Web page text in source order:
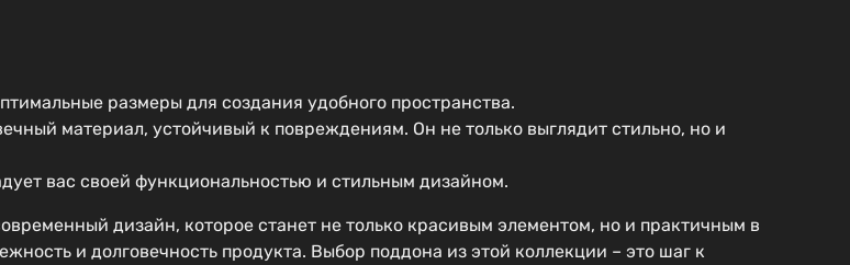
размеры для создания удобного пространства.
материал, устойчивый к повреждениям. Он не только выглядит стильно, но и
вас своей функциональностью и стильным дизайном.
дизайн, которое станет не только красивым элементом, но и практичным в
и долговечность продукта. Выбор поддона из этой коллекции – это шаг к